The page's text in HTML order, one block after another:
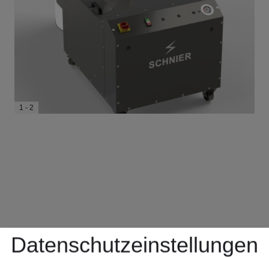
1 - 2
Datenschutzeinstellungen